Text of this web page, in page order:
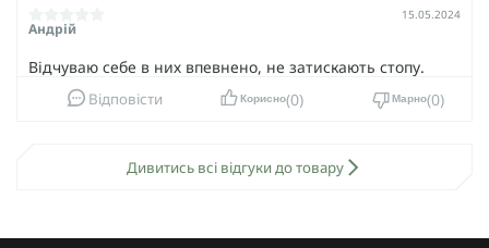
Андрій
15.05.2024
Відчуваю себе в них впевнено, не затискають стопу.
Відповісти Корисно 0 Марно 0
Дивитись всі відгуки до товару